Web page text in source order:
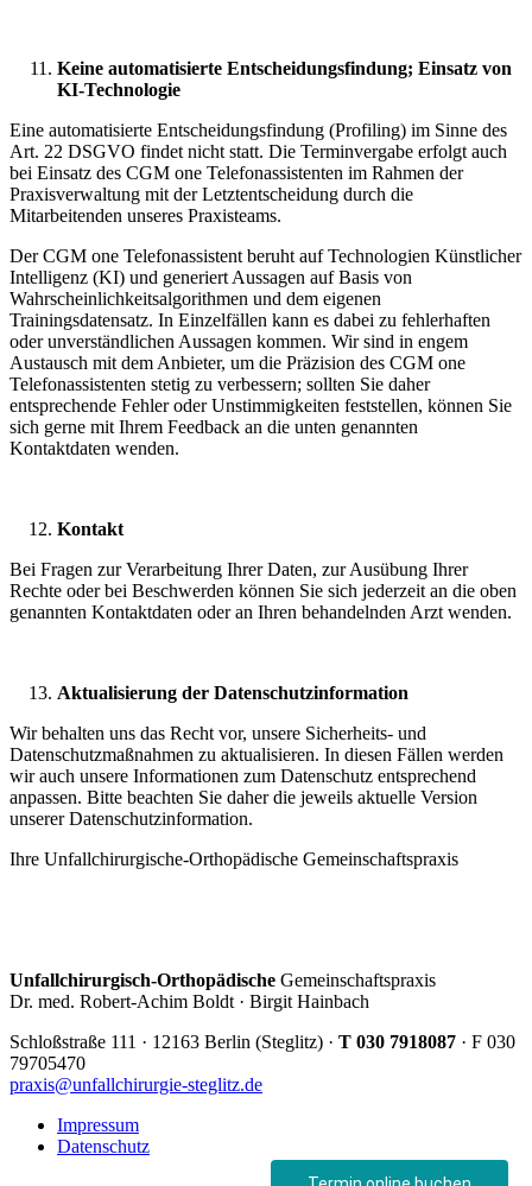
Keine automatisierte Entscheidungsfindung; Einsatz von
KI-Technologie
Eine automatisierte Entscheidungsfindung (Profiling) im Sinne des
Art. 22 DSGVO findet nicht statt. Die Terminvergabe erfolgt auch
bei Einsatz des CGM one Telefonassistenten im Rahmen der
Praxisverwaltung mit der Letztentscheidung durch die
Mitarbeitenden unseres Praxisteams.
Der CGM one Telefonassistent beruht auf Technologien Künstlicher
Intelligenz (KI) und generiert Aussagen auf Basis von
Wahrscheinlichkeitsalgorithmen und dem eigenen
Trainingsdatensatz. In Einzelfällen kann es dabei zu fehlerhaften
oder unverständlichen Aussagen kommen. Wir sind in engem
Austausch mit dem Anbieter, um die Präzision des CGM one
Telefonassistenten stetig zu verbessern; sollten Sie daher
entsprechende Fehler oder Unstimmigkeiten feststellen, können Sie
sich gerne mit Ihrem Feedback an die unten genannten
Kontaktdaten wenden.
Kontakt
Bei Fragen zur Verarbeitung Ihrer Daten, zur Ausübung Ihrer
Rechte oder bei Beschwerden können Sie sich jederzeit an die oben
genannten Kontaktdaten oder an Ihren behandelnden Arzt wenden.
Aktualisierung der Datenschutzinformation
Wir behalten uns das Recht vor, unsere Sicherheits- und
Datenschutzmaßnahmen zu aktualisieren. In diesen Fällen werden
wir auch unsere Informationen zum Datenschutz entsprechend
anpassen. Bitte beachten Sie daher die jeweils aktuelle Version
unserer Datenschutzinformation.
Ihre Unfallchirurgische-Orthopädische Gemeinschaftspraxis
Unfallchirurgisch-Orthopädische Gemeinschaftspraxis
Dr. med. Robert-Achim Boldt · Birgit Hainbach
Schloßstraße 111 · 12163 Berlin (Steglitz) · T 030 7918087 · F 030
79705470
praxis@unfallchirurgie-steglitz.de
Impressum
Datenschutz